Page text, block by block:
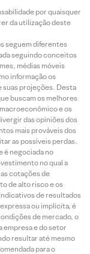
por quaisquer
da utilização deste
seguem diferentes
seguindo conceitos
médias móveis
informação os
suas projeções. Desta
buscam os melhores
e os
das opiniões dos
mais prováveis dos
as possíveis perdas.
é negociada no
no qual a
cotações de
de alto risco e os
de resultados
ou implícita, é
de mercado, o
e do setor
resultar até mesmo
para o